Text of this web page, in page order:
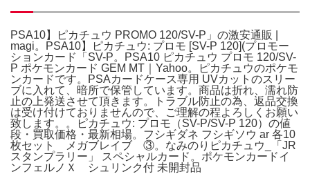
PSA10】ピカチュウ PROMO 120/SV-P」の激安通販 |
magi。PSA10】ピカチュウ: プロモ [SV-P 120](プロモー
ションカード「SV-P。PSA10 ピカチュウ プロモ 120/SV-
P ポケモンカード GEM MT｜Yahoo。ピカチュウのポケモ
ンカードです。PSAカードケース専用 UVカットのスリー
ブに入れて、暗所で保管しています。商品は折れ、濡れ防
止の上発送させて頂きます。トラブル防止の為、返品交換
は受け付けておりませんので、ご理解の程よろしくお願い
致します。。ピカチュウ: プロモ（SV-P/SV-P 120）の値
段・買取価格・最新相場。フシギダネ フシギソウ ar 各10
枚セット メガブレイブ ③。なみのりピカチュウ_「JR
スタンプラリー」 スペシャルカード。ポケモンカードイ
ンフェルノＸ シュリンク付 未開封品